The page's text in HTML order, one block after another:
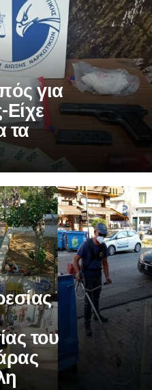
για
Είχε
τα
του